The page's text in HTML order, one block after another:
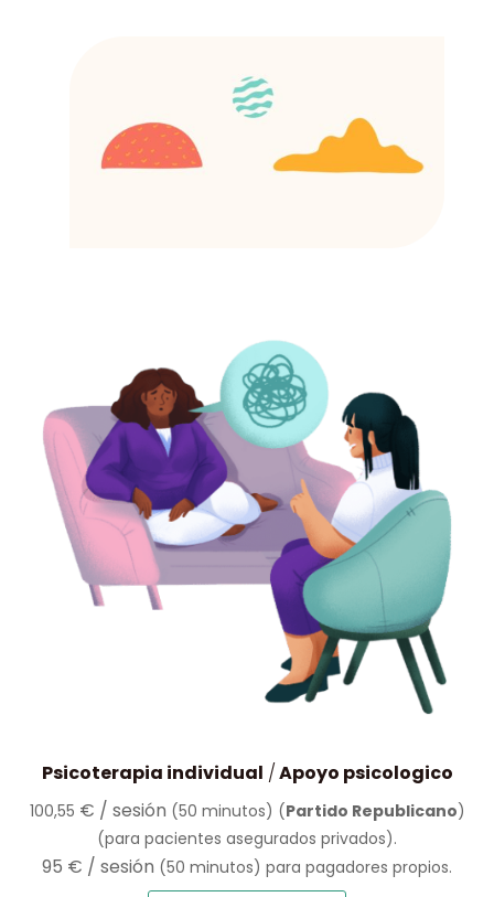
Psicoterapia individual /Apoyo psicologico
100,55 € / sesión (50 minutos) (Partido Republicano)
(para pacientes asegurados privados).
95 € / sesión (50 minutos) para pagadores propios.